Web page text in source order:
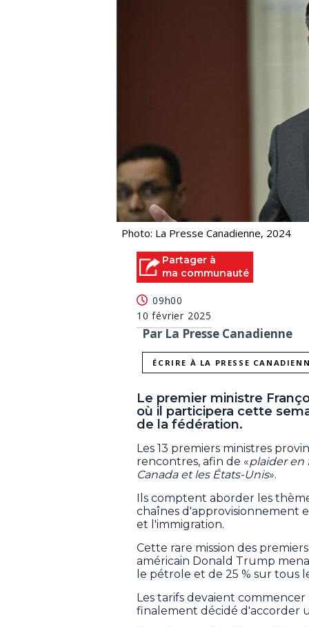
Photo: La Presse Canadienne, 2024
Partager à
ma communauté
09h00
10 février 2025
Par La Presse Canadienne
ÉCRIRE À LA PRESSE
Le premier ministre
où il participera cette
de la fédération.
Les 13 premiers ministres
rencontres, afin de «plaider en
Canada et les États-Unis».
Ils comptent aborder les
chaînes d'approvisionnement
et l'immigration.
Cette rare mission des
américain Donald Trump
le pétrole et de 25 % sur tous
Les tarifs devaient commencer
finalement décidé d'accorder